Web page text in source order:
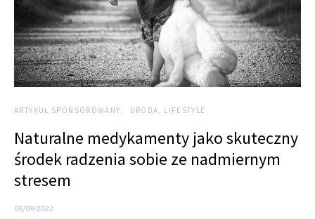
ARTYKUŁ SPONSOROWANY URODA, LIFESTYLE
Naturalne medykamenty jako skuteczny
środek radzenia sobie ze nadmiernym
stresem
09/09/2022